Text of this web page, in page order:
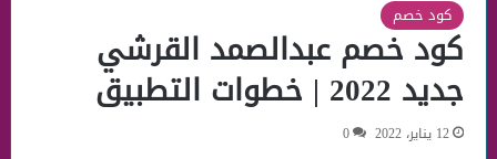
كود خصم
كود خصم عبدالصمد القرشي
جديد 2022 | خطوات التطبيق
12 يناير، 2022 0